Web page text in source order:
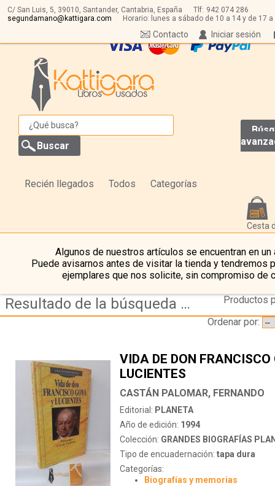
C/ San Luis, 5, 39010, Santander, Cantabria, España Tlf: 942 074 286
segundamano@kattigara.com
Horario: lunes a sábado de 10 a 14 y de 17 a
Iniciar sesión
Contacto
Recién llegados Todos Categorías
Cesta
Algunos de nuestros artículos se encuentran en un
Puede avisarnos antes de visitar la tienda y tendremos
ejemplares que nos solicite, sin compromiso de
Resultado de la búsqueda de coleccion grandes biografias planeta deagostini
Productos
Ordenar por:
VIDA DE DON FRANCISCO
LUCIENTES
CASTÁN PALOMAR, FERNANDO
Editorial: PLANETA
Año de edición: 1994
Colección: GRANDES BIOGRAFÍAS
Tipo de encuadernación: tapa dura
Categorías:
Biografías y memorias